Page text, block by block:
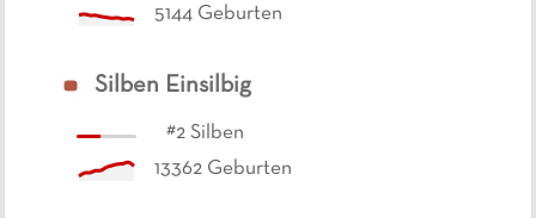
5144 Geburten
Silben Einsilbig
#2 Silben
13362 Geburten